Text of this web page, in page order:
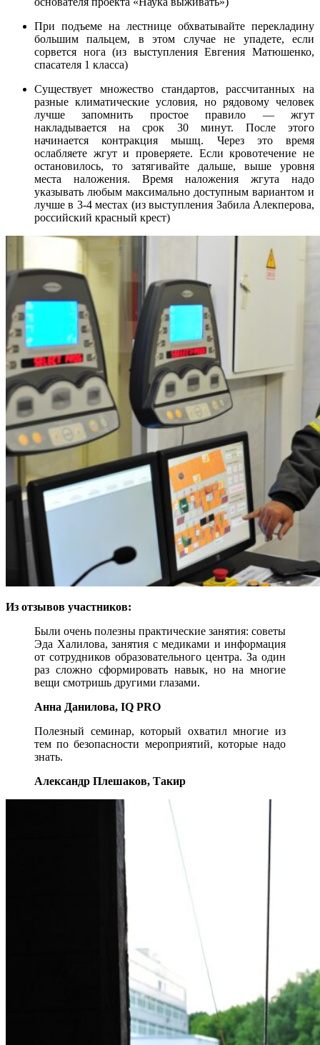
При подъеме на лестнице обхватывайте перекладину
большим пальцем, в этом случае не упадете, если
сорвется нога (из выступления Евгения Матюшенко,
спасателя 1 класса)
Существует множество стандартов, рассчитанных на
разные климатические условия, но рядовому человек
лучше запомнить простое правило — жгут
накладывается на срок 30 минут. После этого
начинается контракция мышц. Через это время
ослабляете жгут и проверяете. Если кровотечение не
остановилось, то затягивайте дальше, выше уровня
места наложения. Время наложения жгута надо
указывать любым максимально доступным вариантом и
лучше в 3-4 местах (из выступления Забила Алекперова,
российский красный крест)
Из отзывов участников:
Были очень полезны практические занятия: советы
Эда Халилова, занятия с медиками и информация
от сотрудников образовательного центра. За один
раз сложно сформировать навык, но на многие
вещи смотришь другими глазами.
Анна Данилова, IQ PRO
Полезный семинар, который охватил многие из
тем по безопасности мероприятий, которые надо
знать.
Александр Плешаков, Такир